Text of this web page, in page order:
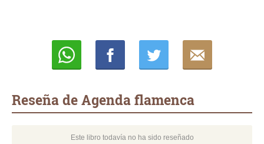
Reseña de Agenda flamenca
Este libro todavía no ha sido reseñado